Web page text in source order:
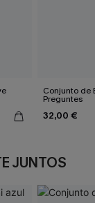
Conjunto de
Preguntes
32,00 €
JUNTOS